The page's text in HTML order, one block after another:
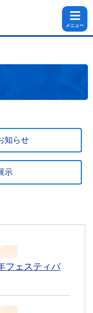
メニュー
知らせ
示
フェスティバ